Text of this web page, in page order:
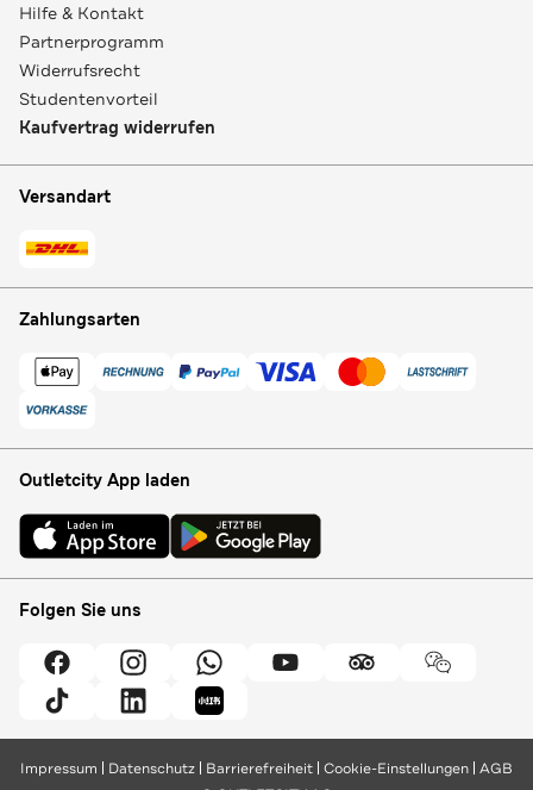
Hilfe & Kontakt
Partnerprogramm
Widerrufsrecht
Studentenvorteil
Kaufvertrag widerrufen
Versandart
Zahlungsarten
Outletcity App laden
Folgen Sie uns
Impressum Datenschutz Barrierefreiheit Cookie-Einstellungen AGB